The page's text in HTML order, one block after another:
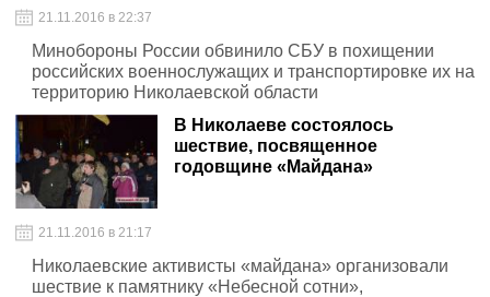
21.11.2016 в 22:37
Минобороны России обвинило СБУ в похищении
российских военнослужащих и транспортировке их на
территорию Николаевской области
В Николаеве состоялось
шествие, посвященное
годовщине «Майдана»
21.11.2016 в 21:17
Николаевские активисты «майдана» организовали
шествие к памятнику «Небесной сотни»,